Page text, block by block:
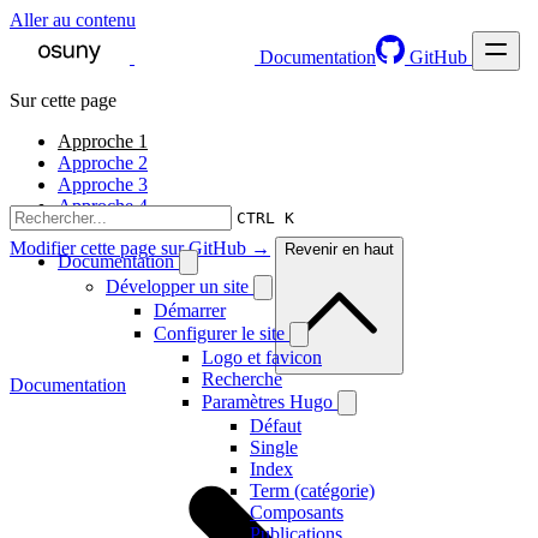
Aller au contenu
Documentation
GitHub
CTRL K
Documentation
Développer un site
Démarrer
Configurer le site
Logo et favicon
Recherche
Paramètres Hugo
Défaut
Single
Index
Term (catégorie)
Composants
Publications
Sur cette page
Approche 1
Approche 2
Approche 3
Approche 4
Modifier cette page sur GitHub → Revenir en haut
Documentation